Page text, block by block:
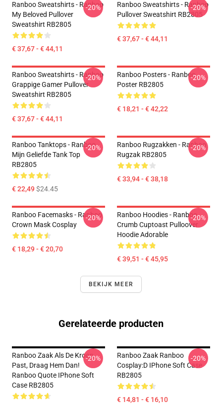
Ranboo Sweatshirts - Ranboo
My Beloved Pullover
Sweatshirt RB2805
€ 37,67 - € 44,11
-20%
Ranboo Sweatshirts - Ranboo
Pullover Sweatshirt RB2805
€ 37,67 - € 44,11
-20%
Ranboo Sweatshirts - Ranboo
Grappige Gamer Pullover
Sweatshirt RB2805
€ 37,67 - € 44,11
-20%
Ranboo Posters - Ranboo
Poster RB2805
€ 18,21 - € 42,22
-20%
Ranboo Tanktops - Ranboo
Mijn Geliefde Tank Top
RB2805
€ 22,49$24.45
-20%
Ranboo Rugzakken - Ranboo
Rugzak RB2805
€ 33,94 - € 38,18
-20%
Ranboo Facemasks - Ranboo
Crown Mask Cosplay
€ 18,29 - € 20,70
-20%
Ranboo Hoodies - Ranboo
Crumb Cuptoast Pulloover
Hoodie Adorable
€ 39,51 - € 45,95
-20%
BEKIJK MEER
Gerelateerde producten
Ranboo Zaak Als De Kroon
Past, Draag Hem Dan!
Ranboo Quote IPhone Soft
Case RB2805
-20%
Ranboo Zaak Ranboo
Cosplay:D IPhone Soft Case
RB2805
€ 14,81 - € 16,10
-20%